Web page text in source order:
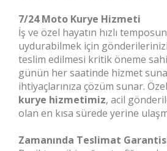
7/24 Moto Kurye Hizmeti
İş ve özel hayatın hızlı
uydurabilmek için
teslim edilmesi kritik öneme
günün her saatinde hizmet
ihtiyaçlarınıza çözüm sunar.
kurye hizmetimiz, acil
olan en kısa sürede yerine
Zamanında Teslimat